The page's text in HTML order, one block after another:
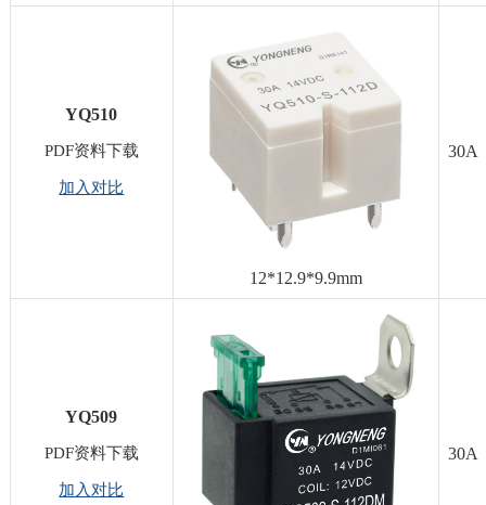
YQ510
PDF资料下载
加入对比
12*12.9*9.9mm
30A
YQ509
PDF资料下载
加入对比
30A